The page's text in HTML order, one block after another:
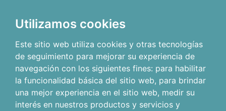
Utilizamos cookies
Este sitio web utiliza cookies y otras tecnologías
de seguimiento para mejorar su experiencia de
navegación con los siguientes fines: para habilitar
la funcionalidad básica del sitio web, para brindar
una mejor experiencia en el sitio web, medir su
interés en nuestros productos y servicios y